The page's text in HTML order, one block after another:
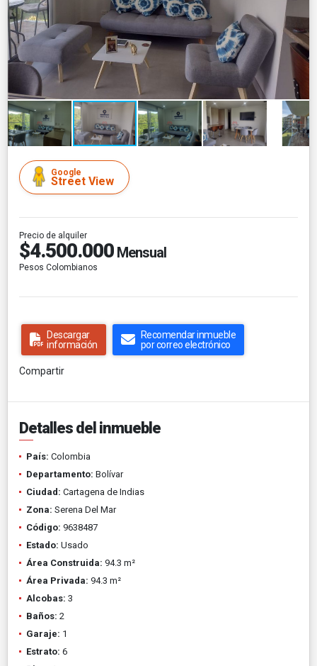
Google
Street View
Precio de alquiler
$4.500.000 Mensual
Pesos Colombianos
Descargar
información
Recomendar inmueble
por correo electrónico
Compartir
Detalles del inmueble
País: Colombia
Departamento: Bolívar
Ciudad: Cartagena de Indias
Zona: Serena Del Mar
Código: 9638487
Estado: Usado
Área Construida: 94.3 m²
Área Privada: 94.3 m²
Alcobas: 3
Baños: 2
Garaje: 1
Estrato: 6